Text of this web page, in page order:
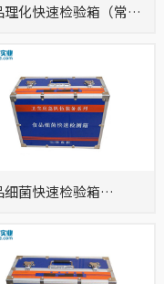
理化快速检验箱（常见
毒快检箱）YQ1121A
细菌快速检验箱